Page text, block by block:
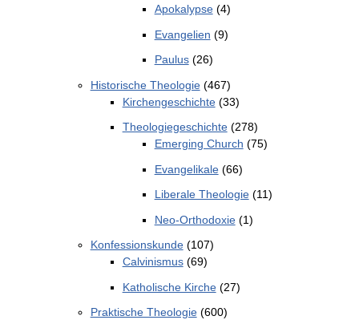
Apokalypse(4)
Evangelien (9)
Paulus(26)
Historische Theologie(467)
Kirchengeschichte(33)
Theologiegeschichte(278)
Emerging Church (75)
Evangelikale(66)
Liberale Theologie(11)
Neo-Orthodoxie(1)
Konfessionskunde(107)
Calvinismus(69)
Katholische Kirche(27)
Praktische Theologie(600)